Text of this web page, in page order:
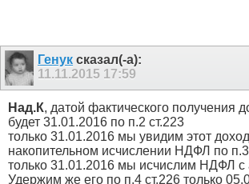
Генук сказал(-а):
11.11.2015 17:59
Над.К, датой фактического получения
будет 31.01.2016 по п.2 ст.223
только 31.01.2016 мы увидим этот
накопительном исчислении НДФЛ по п.3
только 31.01.2016 мы исчислим НДФЛ с
Удержим же его по п.4 ст.226 только